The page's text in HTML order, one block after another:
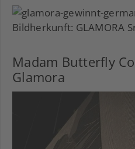
Bildherkunft: GLAMORA
Madam Butterfly
Glamora